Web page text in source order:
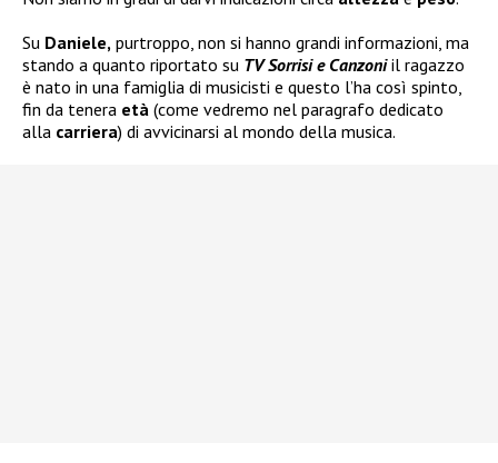
Su Daniele, purtroppo, non si hanno grandi informazioni, ma
stando a quanto riportato su TV Sorrisi e Canzoniil ragazzo
è nato in una famiglia di musicisti e questo l’ha così spinto,
fin da tenera età (come vedremo nel paragrafo dedicato
alla carriera) di avvicinarsi al mondo della musica.